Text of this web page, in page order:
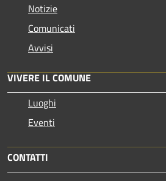
Notizie
Comunicati
Avvisi
VIVERE IL COMUNE
Luoghi
Eventi
CONTATTI